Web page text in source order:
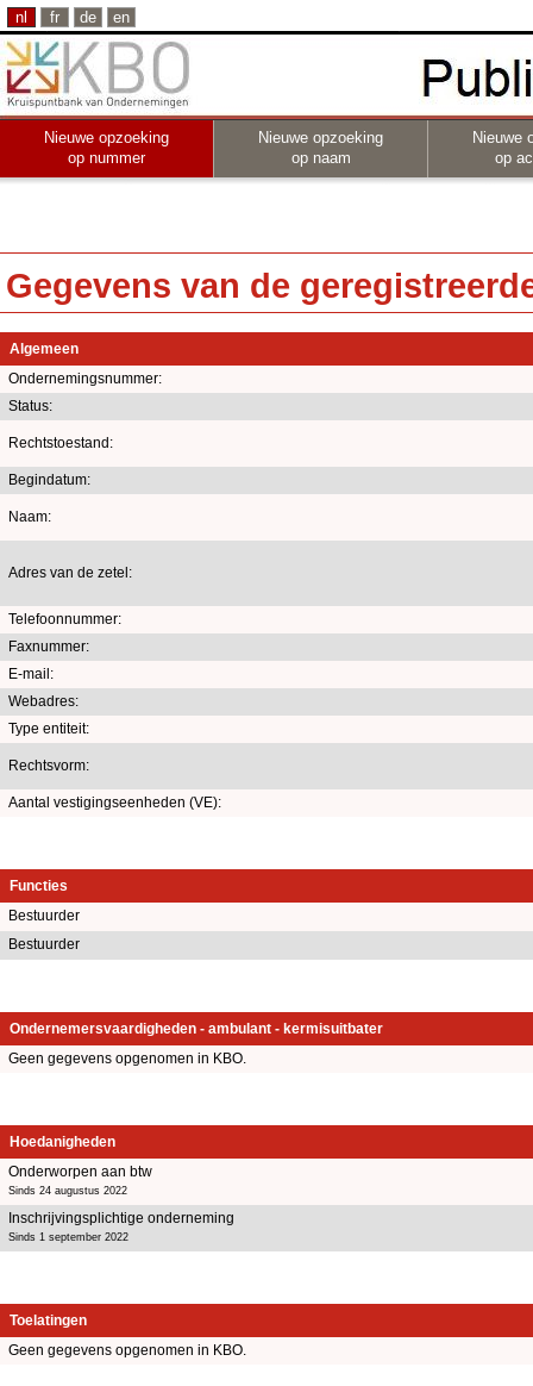
nl fr de en
Nieuwe opzoeking
op nummer
Nieuwe opzoeking
op naam
Nieuwe
op
Gegevens van de
Algemeen
Ondernemingsnummer:
Status:
Rechtstoestand:
Begindatum:
Naam:
Adres van de zetel:
Telefoonnummer:
Faxnummer:
E-mail:
Webadres:
Type entiteit:
Rechtsvorm:
Aantal vestigingseenheden (VE):
Functies
Bestuurder
Bestuurder
Ondernemersvaardigheden - ambulant - kermisuitbater
Geen gegevens opgenomen in KBO.
Hoedanigheden
Onderworpen aan btw
Sinds 24 augustus 2022
Inschrijvingsplichtige onderneming
Sinds 1 september 2022
Toelatingen
Geen gegevens opgenomen in KBO.